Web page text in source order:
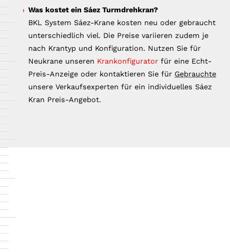
Was kostet ein Sáez Turmdrehkran?
BKL System Sáez-Krane kosten neu oder gebraucht
unterschiedlich viel. Die Preise variieren zudem je
nach Krantyp und Konfiguration. Nutzen Sie für
Neukrane unseren Krankonfigurator für eine Echt-
Preis-Anzeige oder kontaktieren Sie für Gebrauchte
unsere Verkaufsexperten für ein individuelles Sáez
Kran Preis-Angebot.